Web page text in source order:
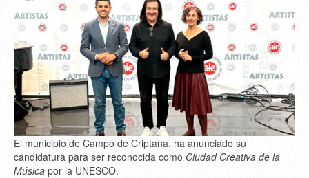
El municipio de Campo de Criptana, ha anunciado su
candidatura para ser reconocida como Ciudad Creativa de la
Música por la UNESCO.